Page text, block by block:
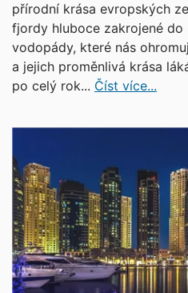
přírodní krása evropských
fjordy hluboce zakrojené do
vodopády, které nás
a jejich proměnlivá krása
po celý rok... Číst více...